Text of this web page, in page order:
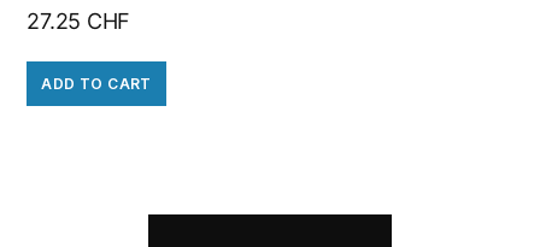
27.25 CHF
ADD TO CART